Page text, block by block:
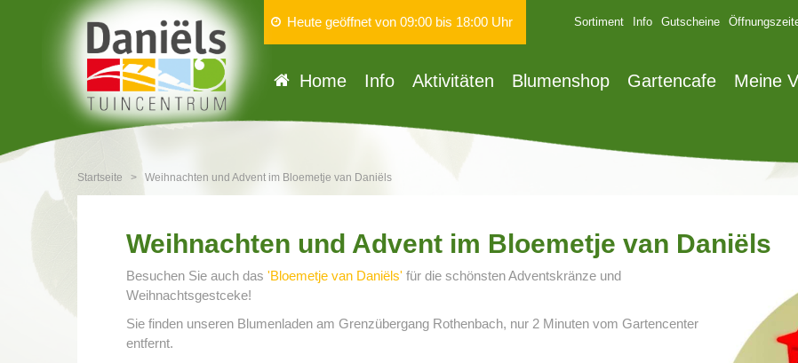
Startseite > Weihnachten und Advent im Bloemetje van Daniëls
Sortiment Info Gutscheine
Home Info Aktivitäten Blumenshop Gartencafe Meine
Heute geöffnet von 09:00 bis 18:00 Uhr
Weihnachten und Advent im Bloemetje van Daniëls
Besuchen Sie auch das 'Bloemetje van Daniëls' für die schönsten Adventskränze und
Weihnachtsgestceke!
Sie finden unseren Blumenladen am Grenzübergang Rothenbach, nur 2 Minuten vom Gartencenter
entfernt.